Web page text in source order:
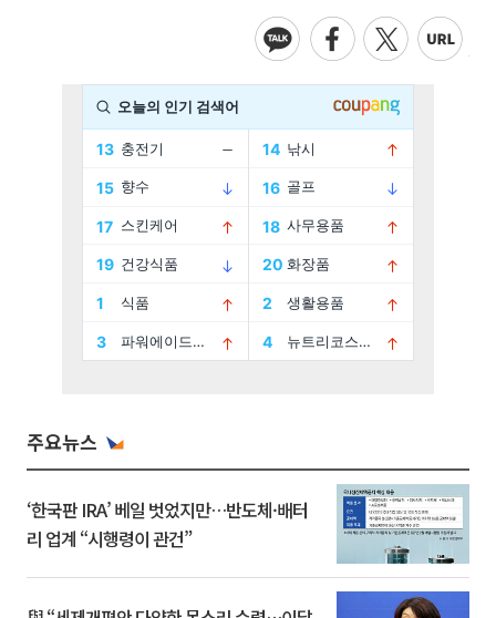
주요뉴스
‘한국판 IRA’ 베일 벗었지만…반도체·배터
리 업계 “시행령이 관건”